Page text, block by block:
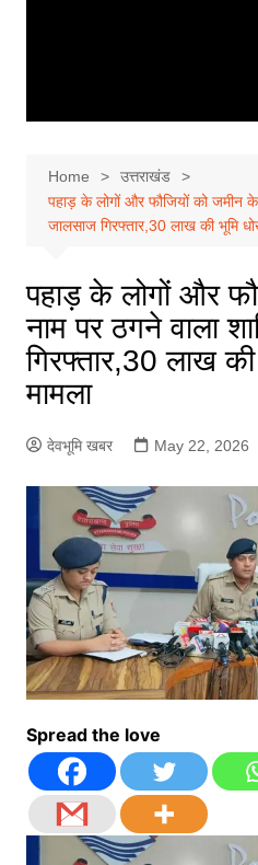
Home
उत्तराखंड
पहाड़ के लोगों और फौजियों को जमीन के
जालसाज गिरफ्तार,30 लाख की भूमि
पहाड़ के लोगों और
नाम पर ठगने वाला
गिरफ्तार,30 लाख
मामला
देवभूमि खबर May 22, 2026
Spread the love